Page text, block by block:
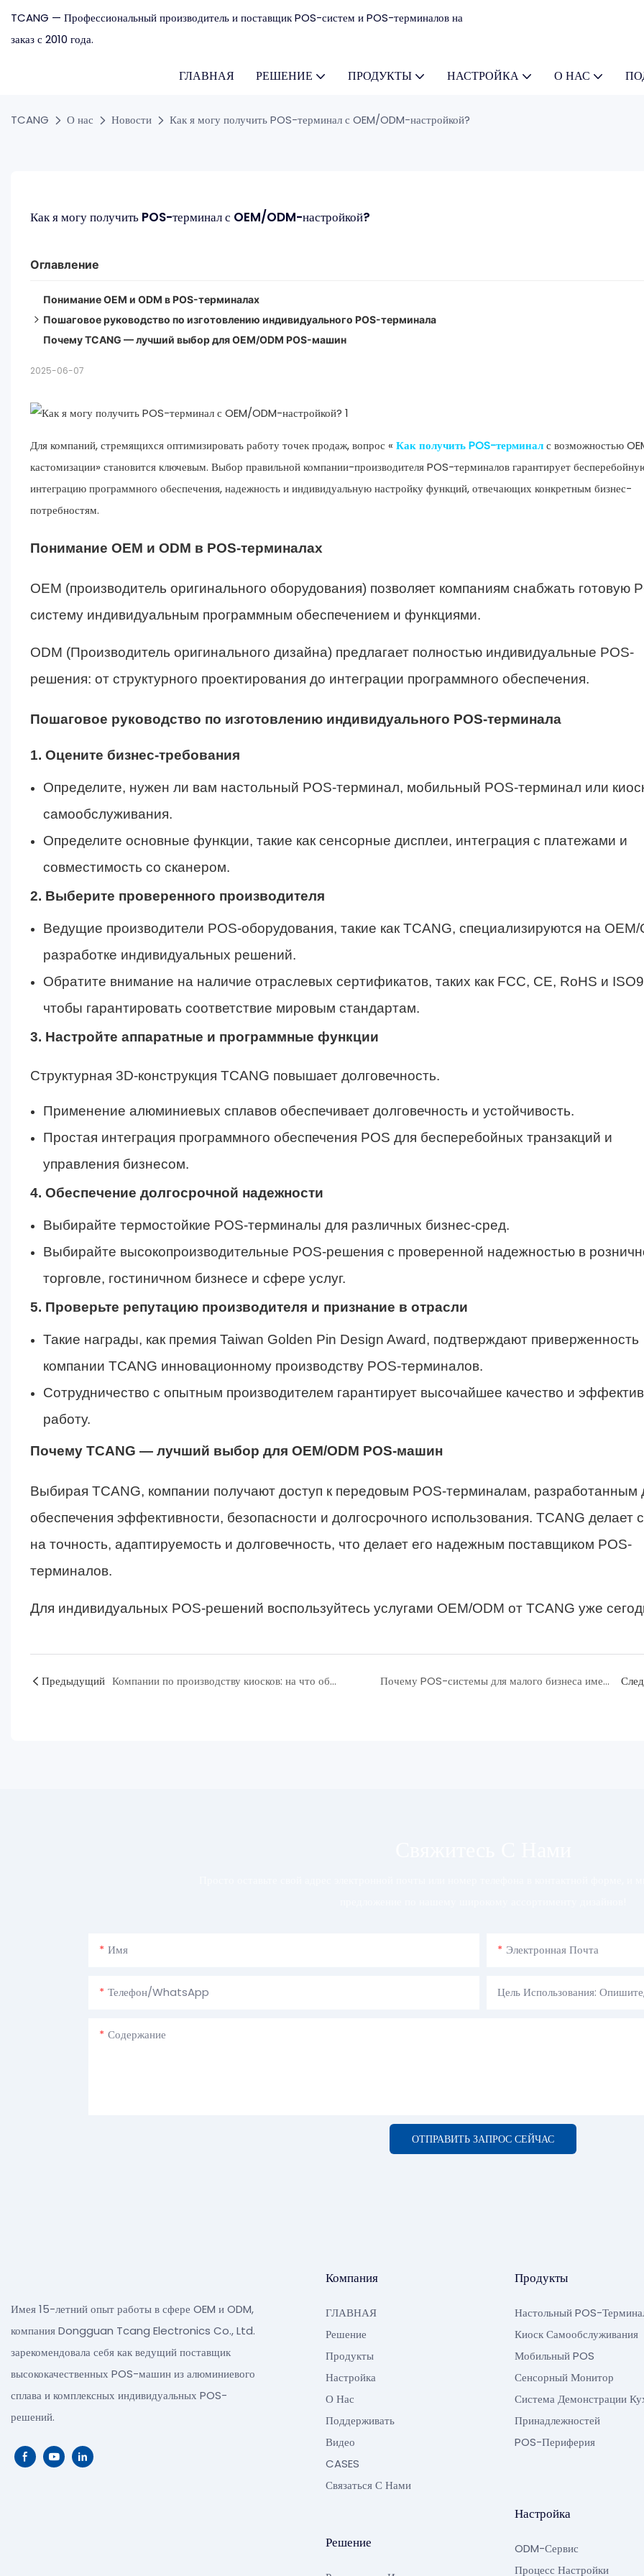
TCANG — Профессиональный производитель и поставщик POS-систем и POS-терминалов на
заказ с 2010 года.
ГЛАВНАЯ РЕШЕНИЕ ПРОДУКТЫ НАСТРОЙКА О НАС
TCANG О нас Новости Как я могу получить POS-терминал с OEM/ODM-настройкой?
Как я могу получить POS-терминал с OEM/ODM-настройкой?
Оглавление
Понимание OEM и ODM в POS-терминалах
Пошаговое руководство по изготовлению индивидуального POS-терминала
1. Оцените бизнес-требования
5. Проверьте репутацию производителя и признание в отрасли
Почему TCANG — лучший выбор для OEM/ODM POS-машин
2025-06-07
Для компаний, стремящихся оптимизировать работу точек продаж, вопрос « Как получить POS-терминалс возможностью
кастомизации» становится ключевым. Выбор правильной компании-производителя POS-терминалов гарантирует
интеграцию программного обеспечения, надежность и индивидуальную настройку функций, отвечающих конкретным бизнес-
потребностям.
Понимание OEM и ODM в POS-терминалах
OEM (производитель оригинального оборудования) позволяет компаниям снабжать готовую
систему индивидуальным программным обеспечением и функциями.
ODM (Производитель оригинального дизайна) предлагает полностью индивидуальные POS-
решения: от структурного проектирования до интеграции программного обеспечения.
Пошаговое руководство по изготовлению индивидуального POS-терминала
1. Оцените бизнес-требования
Определите, нужен ли вам настольный POS-терминал, мобильный POS-терминал или
самообслуживания.
Определите основные функции, такие как сенсорные дисплеи, интеграция с платежами и
совместимость со сканером.
2. Выберите проверенного производителя
Ведущие производители POS-оборудования, такие как TCANG, специализируются на OEM/
разработке индивидуальных решений.
Обратите внимание на наличие отраслевых сертификатов, таких как FCC, CE, RoHS и
чтобы гарантировать соответствие мировым стандартам.
3. Настройте аппаратные и программные функции
Структурная 3D-конструкция TCANG повышает долговечность.
Применение алюминиевых сплавов обеспечивает долговечность и устойчивость.
Простая интеграция программного обеспечения POS для бесперебойных транзакций и
управления бизнесом.
4. Обеспечение долгосрочной надежности
Выбирайте термостойкие POS-терминалы для различных бизнес-сред.
Выбирайте высокопроизводительные POS-решения с проверенной надежностью в
торговле, гостиничном бизнесе и сфере услуг.
5. Проверьте репутацию производителя и признание в отрасли
Такие награды, как премия Taiwan Golden Pin Design Award, подтверждают приверженность
компании TCANG инновационному производству POS-терминалов.
Сотрудничество с опытным производителем гарантирует высочайшее качество и
работу.
Почему TCANG — лучший выбор для OEM/ODM POS-машин
Выбирая TCANG, компании получают доступ к передовым POS-терминалам, разработанным
обеспечения эффективности, безопасности и долгосрочного использования. TCANG делает
на точность, адаптируемость и долговечность, что делает его надежным поставщиком POS-
терминалов.
Для индивидуальных POS-решений воспользуйтесь услугами OEM/ODM от TCANG уже
Предыдущий Компании по производству киосков: на что обратить внимание при оценке качества и надежности Почему POS-системы для малого бизнеса имеют решающее значение для успеха
Имя Электронная Почта
Телефон/WhatsApp Цель Использования:
Содержание
ОТПРАВИТЬ ЗАПРОС СЕЙЧАС
Имея 15-летний опыт работы в сфере OEM и ODM,
компания Dongguan Tcang Electronics Co., Ltd.
зарекомендовала себя как ведущий поставщик
высококачественных POS-машин из алюминиевого
сплава и комплексных индивидуальных POS-
решений.
Компания
ГЛАВНАЯ
Решение
Продукты
Настройка
О Нас
Поддерживать
Видео
CASES
Связаться С Нами
Решение
Продукты
Настольный POS-
Киоск Самообслуживания
Мобильный POS
Сенсорный Монитор
Система Демонстрации
Принадлежностей
POS-Периферия
Настройка
ODM-Сервис
Процесс Настройки